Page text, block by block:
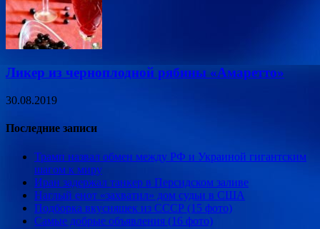
Ликер из черноплодной рябины «Амаретто»
30.08.2019
Последние записи
Трамп назвал обмен между РФ и Украиной гигантским
шагом к миру
Иран задержал танкер в Персидском заливе
Наглый енот «захватил» дом судьи в США
Подборка вкусняшек из СССР (15 фото)
Самые добрые объявления (16 фото)